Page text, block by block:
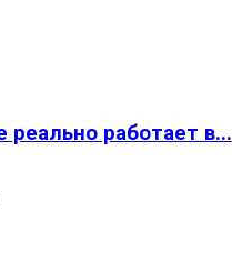
реально работает в...